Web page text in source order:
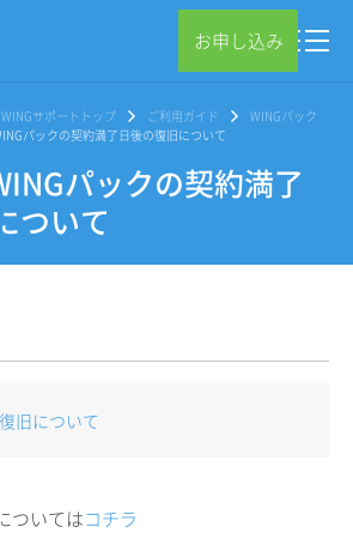
お申し込み
サポートトップ ご利用ガイド
WINGパック
パックの契約満了日後の復旧について
パックの契約満了
ついて
旧について
ついてはコチラ